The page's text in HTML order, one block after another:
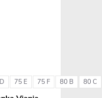
75 E 75 F 80 B 80 C